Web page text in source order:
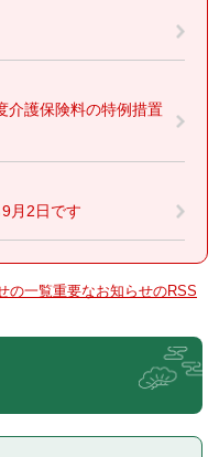
介護保険料の特例措置
月2日です
の一覧重要なお知らせのRSS